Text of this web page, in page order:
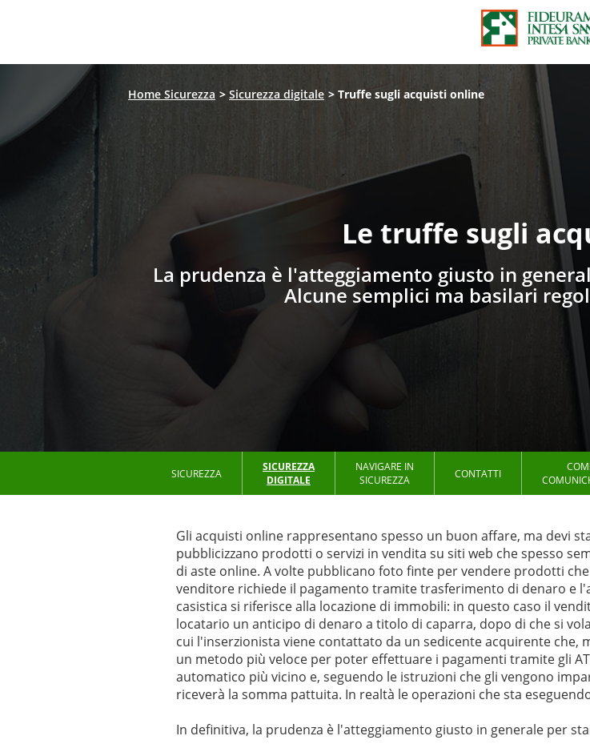
Home Sicurezza > Sicurezza digitale > Truffe sugli acquisti online
Le truffe sugli
La prudenza è l'atteggiamento giusto in
Alcune semplici ma basilari
SICUREZZA
SICUREZZA
DIGITALE
NAVIGARE IN
SICUREZZA
CONTATTI
Gli acquisti online rappresentano spesso un buon affare, ma devi
pubblicizzano prodotti o servizi in vendita su siti web che spesso
di aste online. A volte pubblicano foto finte per vendere prodotti
venditore richiede il pagamento tramite trasferimento di denaro e
casistica si riferisce alla locazione di immobili: in questo caso il
locatario un anticipo di denaro a titolo di caparra, dopo di che si
cui l'inserzionista viene contattato da un sedicente acquirente
un metodo più veloce per poter effettuare i pagamenti tramite gli
automatico più vicino e, seguendo le istruzioni che gli vengono
riceverà la somma pattuita. In realtà le operazioni che sta
In definitiva, la prudenza è l'atteggiamento giusto in generale per